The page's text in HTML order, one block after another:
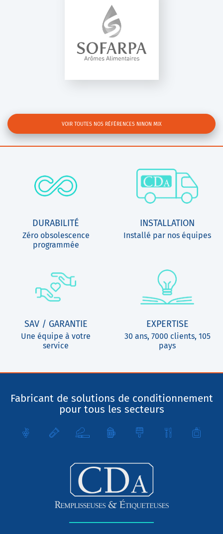
VOIR TOUTES NOS RÉFÉRENCES NINON MIX
DURABILITÉ
Zéro obsolescence
programmée
INSTALLATION
Installé par nos équipes
SAV / GARANTIE
Une équipe à votre
service
EXPERTISE
30 ans, 7000 clients, 105
pays
Fabricant de solutions de conditionnement
pour tous les secteurs